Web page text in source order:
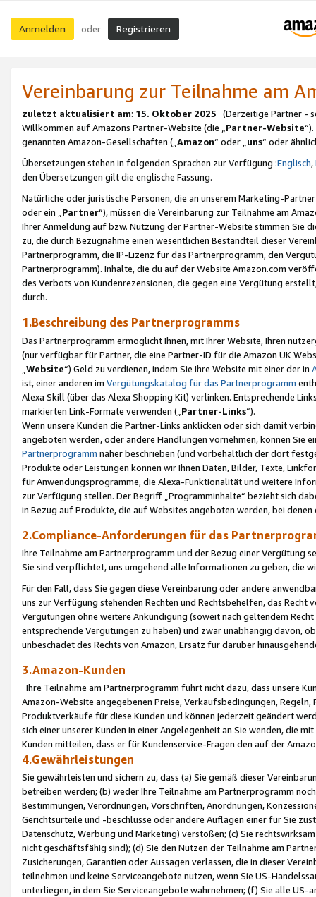
Anmelden oder Registrieren
Vereinbarung zur Teilnahme am
zuletzt aktualisiert am: 15. Oktober 2025 (Derzeitige Partner -
Willkommen auf Amazons Partner-Website (die „Partner-Website
genannten Amazon-Gesellschaften („Amazon“ oder „uns“ oder
Übersetzungen stehen in folgenden Sprachen zur Verfügung :Englisch,
den Übersetzungen gilt die englische Fassung.
Natürliche oder juristische Personen, die an unserem Marketing-
oder ein „Partner“), müssen die Vereinbarung zur Teilnahme am
Ihrer Anmeldung auf bzw. Nutzung der Partner-Website stimmen Sie
zu, die durch Bezugnahme einen wesentlichen Bestandteil dieser
Partnerprogramm, die IP-Lizenz für das Partnerprogramm, den
Partnerprogramm). Inhalte, die du auf der Website Amazon.com
des Verbots von Kundenrezensionen, die gegen eine Vergütung
durch.
1.Beschreibung des Partnerprogramms
Das Partnerprogramm ermöglicht Ihnen, mit Ihrer Website, Ihren
(nur verfügbar für Partner, die eine Partner-ID für die Amazon UK
Website“) Geld zu verdienen, indem Sie Ihre Website mit einer der in
ist, einer anderen im Vergütungskatalog für das Partnerprogramm
Alexa Skill (über das Alexa Shopping Kit) verlinken. Entsprechende
markierten Link-Formate verwenden („ Partner-Links“).
Wenn unsere Kunden die Partner-Links anklicken oder sich damit
angeboten werden, oder andere Handlungen vornehmen, können Sie
Partnerprogramm näher beschrieben (und vorbehaltlich der dort
Produkte oder Leistungen können wir Ihnen Daten, Bilder, Texte,
für Anwendungsprogramme, die Alexa-Funktionalität und weitere
zur Verfügung stellen. Der Begriff „Programminhalte“ bezieht sich
in Bezug auf Produkte, die auf Websites angeboten werden, bei
2.Compliance-Anforderungen für das
Ihre Teilnahme am Partnerprogramm und der Bezug einer Vergütung
Sie sind verpflichtet, uns umgehend alle Informationen zu geben, die
Für den Fall, dass Sie gegen diese Vereinbarung oder andere
uns zur Verfügung stehenden Rechten und Rechtsbehelfen, das
Vergütungen ohne weitere Ankündigung (soweit nach geltendem
entsprechende Vergütungen zu haben) und zwar unabhängig davon,
unbeschadet des Rechts von Amazon, Ersatz für darüber
3.Amazon-Kunden
Ihre Teilnahme am Partnerprogramm führt nicht dazu, dass unsere
Amazon-Website angegebenen Preise, Verkaufsbedingungen,
Produktverkäufe für diese Kunden und können jederzeit geändert
sich einer unserer Kunden in einer Angelegenheit an Sie wenden, die
Kunden mitteilen, dass er für Kundenservice-Fragen den auf der
4.Gewährleistungen
Sie gewährleisten und sichern zu, dass (a) Sie gemäß dieser
betreiben werden; (b) weder Ihre Teilnahme am Partnerprogramm
Bestimmungen, Verordnungen, Vorschriften, Anordnungen,
Gerichtsurteile und -beschlüsse oder andere Auflagen einer für Sie
Datenschutz, Werbung und Marketing) verstoßen; (c) Sie
nicht geschäftsfähig sind); (d) Sie den Nutzen der Teilnahme am
Zusicherungen, Garantien oder Aussagen verlassen, die in dieser
teilnehmen und keine Serviceangebote nutzen, wenn Sie US-
unterliegen, in dem Sie Serviceangebote wahrnehmen; (f) Sie alle